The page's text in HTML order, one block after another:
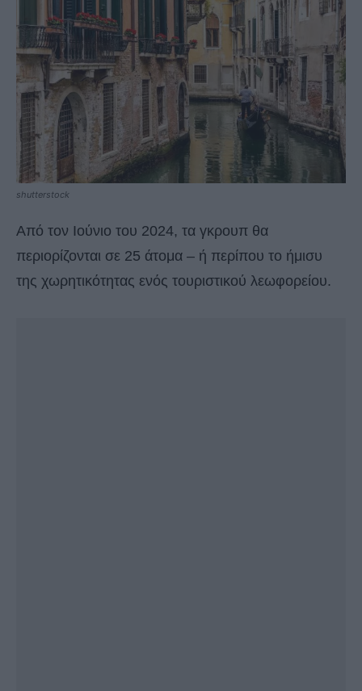
shutterstock
Από τον Ιούνιο του 2024, τα γκρουπ θα
περιορίζονται σε 25 άτομα – ή περίπου το ήμισυ
της χωρητικότητας ενός τουριστικού λεωφορείου.